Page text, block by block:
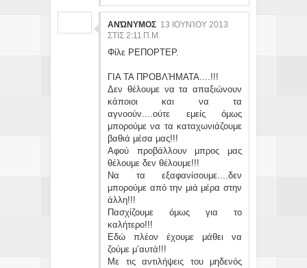
ΑΝΏΝΥΜΟΣ 13 ΙΟΥΝΊΟΥ 2013
ΣΤΙΣ 2:11 Π.Μ.
Φίλε ΡΕΠΟΡΤΕΡ.
ΓΙΑ ΤΑ ΠΡΟΒΛΉΜΑΤΑ....!!!
Δεν θέλουμε να τα απαξιώνουν
κάποιοι και να τα
αγνοούν....ούτε εμείς όμως
μπορούμε να τα καταχωνιάζουμε
βαθιά μέσα μας!!!
Αφού προβάλλουν μπρος μας
θέλουμε δεν θέλουμε!!!
Να τα εξαφανίσουμε....δεν
μπορούμε από την μιά μέρα στην
άλλη!!!
Πασχίζουμε όμως για το
καλήτερο!!!
Εδώ πλέον έχουμε μάθει να
ζούμε μ’αυτά!!!
Με τις αντιλήψεις του μηδενός